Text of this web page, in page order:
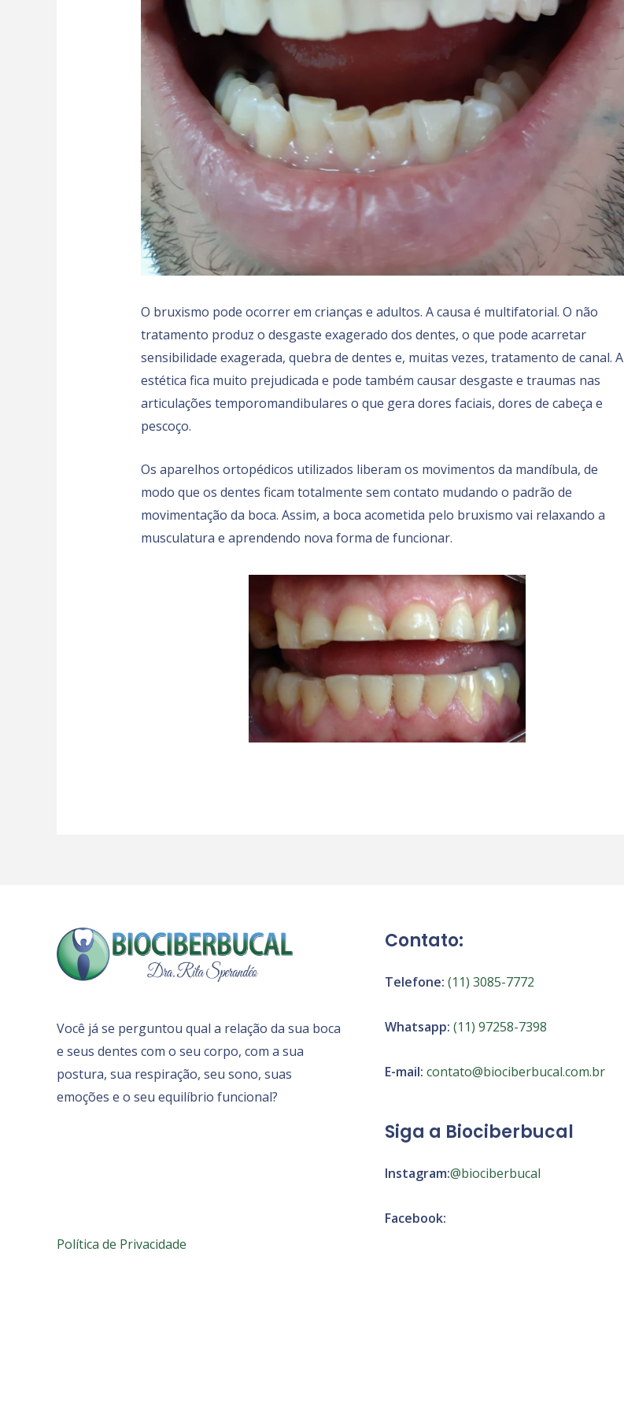
O bruxismo pode ocorrer em crianças e adultos. A causa é multifatorial. O não
tratamento produz o desgaste exagerado dos dentes, o que pode acarretar
sensibilidade exagerada, quebra de dentes e, muitas vezes, tratamento de canal. A
estética fica muito prejudicada e pode também causar desgaste e traumas nas
articulações temporomandibulares o que gera dores faciais, dores de cabeça e
pescoço.
Os aparelhos ortopédicos utilizados liberam os movimentos da mandíbula, de
modo que os dentes ficam totalmente sem contato mudando o padrão de
movimentação da boca. Assim, a boca acometida pelo bruxismo vai relaxando a
musculatura e aprendendo nova forma de funcionar.
Você já se perguntou qual a relação da sua boca
e seus dentes com o seu corpo, com a sua
postura, sua respiração, seu sono, suas
emoções e o seu equilíbrio funcional?
Política de Privacidade
Contato:
Telefone: (11) 3085-7772
Whatsapp: (11) 97258-7398
E-mail: contato@biociberbucal.com.br
Siga a Biociberbucal
Instagram:@biociberbucal
Facebook: